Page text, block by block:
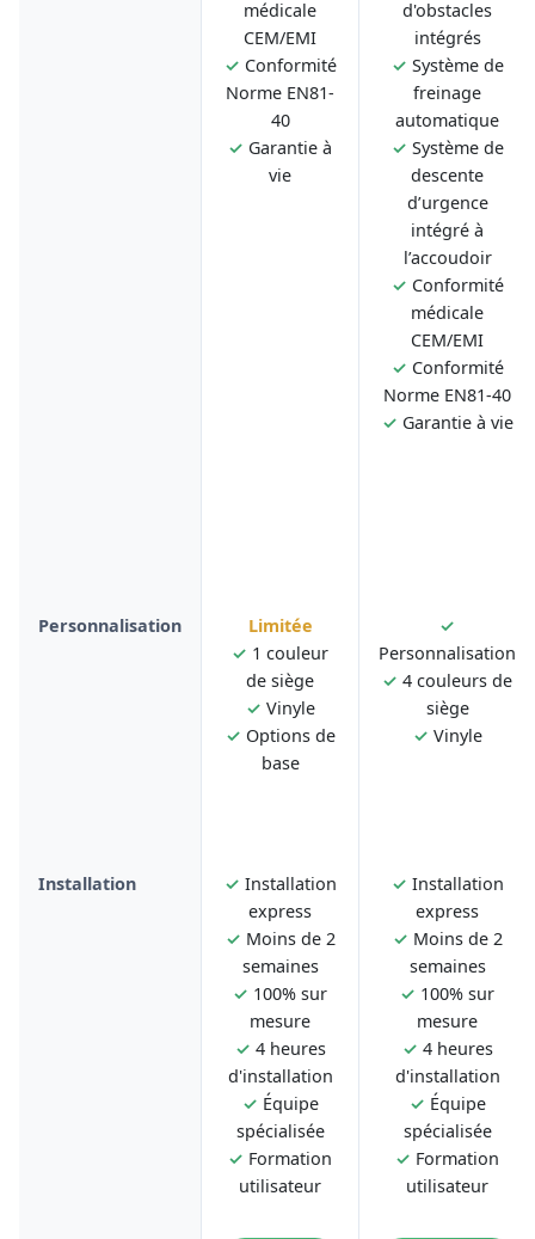
médicale
CEM/EMI
✓ Conformité
Norme EN81-
40
✓ Garantie à
vie
d'obstacles
intégrés
✓ Système de
freinage
automatique
✓ Système de
descente
d’urgence
intégré à
l’accoudoir
✓ Conformité
médicale
CEM/EMI
✓ Conformité
Norme EN81-40
✓ Garantie à vie
Personnalisation
Limitée
✓ 1 couleur
de siège
✓ Vinyle
✓ Options de
base
✓
Personnalisation
✓ 4 couleurs de
siège
✓ Vinyle
Installation ✓ Installation
express
✓ Moins de 2
semaines
✓ 100% sur
mesure
✓ 4 heures
d'installation
✓ Équipe
spécialisée
✓ Formation
utilisateur
✓ Installation
express
✓ Moins de 2
semaines
✓ 100% sur
mesure
✓ 4 heures
d'installation
✓ Équipe
spécialisée
✓ Formation
utilisateur